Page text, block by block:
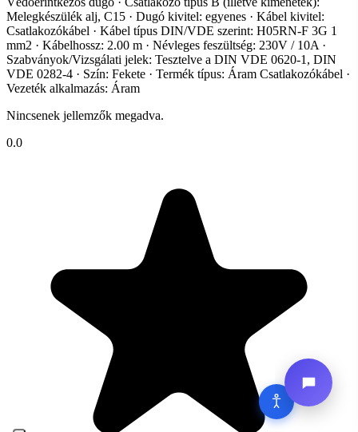
Melegkészülék alj, C15 · Dugó kivitel: egyenes · Kábel kivitel:
Csatlakozókábel · Kábel típus DIN/VDE szerint: H05RN-F 3G 1
mm2 · Kábelhossz: 2.00 m · Névleges feszültség: 230V / 10A ·
Szabványok/Vizsgálati jelek: Tesztelve a DIN VDE 0620-1, DIN
VDE 0282-4 · Szín: Fekete · Termék típus: Áram Csatlakozókábel ·
Vezeték alkalmazás: Áram
Nincsenek jellemzők megadva.
0.0